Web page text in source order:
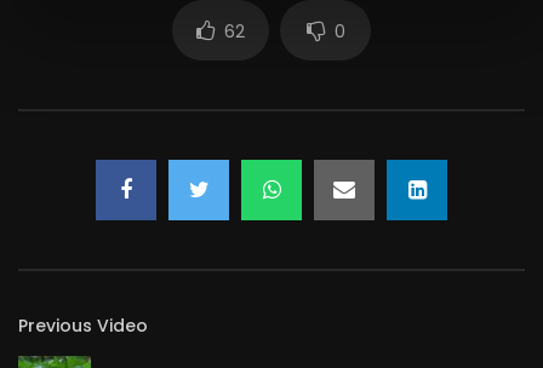
62 0
Previous Video